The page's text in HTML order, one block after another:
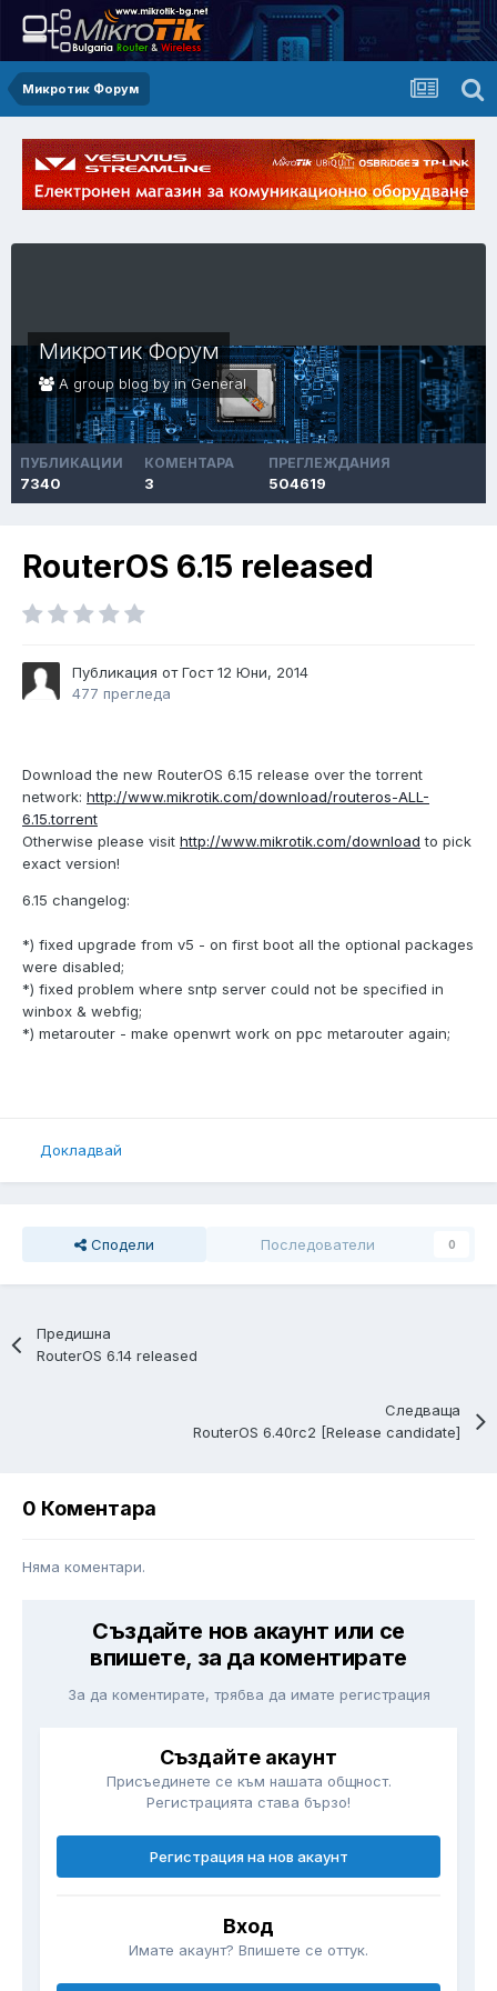
Микротик Форум
Микротик Форум
A group blog by inGeneral
ПУБЛИКАЦИИ
7340
КОМЕНТАРА
3
ПРЕГЛЕЖДАНИЯ
504619
RouterOS 6.15 released
Публикация от Гост12 Юни, 2014
477 прегледа
Download the new RouterOS 6.15 release over the torrent
network: http://www.mikrotik.com/download/routeros-ALL-
6.15.torrent
Otherwise please visit http://www.mikrotik.com/download to pick
exact version!
6.15 changelog:
*) fixed upgrade from v5 - on first boot all the optional packages
were disabled;
*) fixed problem where sntp server could not be specified in
winbox & webfig;
*) metarouter - make openwrt work on ppc metarouter again;
Докладвай
Сподели Последователи 0
Предишна
RouterOS 6.14 released
Следваща
RouterOS 6.40rc2 [Release candidate]
0 Коментара
Няма коментари.
Създайте нов акаунт или се
впишете, за да коментирате
За да коментирате, трябва да имате регистрация
Създайте акаунт
Присъединете се към нашата общност.
Регистрацията става бързо!
Регистрация на нов акаунт
Вход
Имате акаунт? Впишете се оттук.